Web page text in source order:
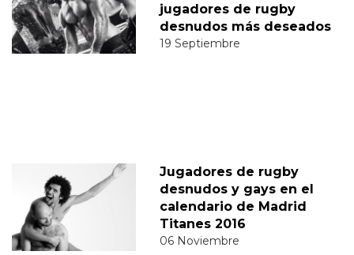
jugadores de rugby
desnudos más deseados
19 Septiembre
Jugadores de rugby
desnudos y gays en el
calendario de Madrid
Titanes 2016
06 Noviembre